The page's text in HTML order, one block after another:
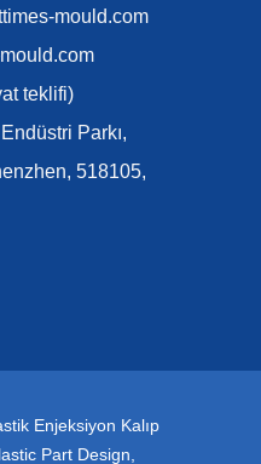
mould.com
teklifi)
Parkı,
518105,
Enjeksiyon Kalıp
Part Design